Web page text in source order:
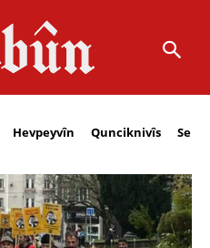
Hevpeyvîn Qunciknivîs